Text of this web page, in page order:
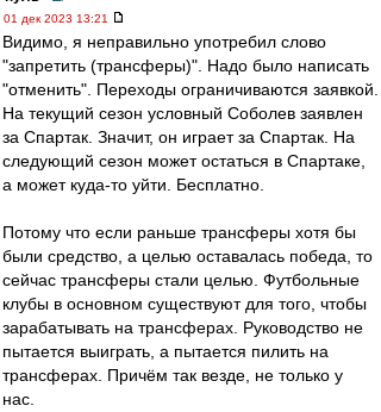
01 дек 2023 13:21
Видимо, я неправильно употребил слово
"запретить (трансферы)". Надо было написать
"отменить". Переходы ограничиваются заявкой.
На текущий сезон условный Соболев заявлен
за Спартак. Значит, он играет за Спартак. На
следующий сезон может остаться в Спартаке,
а может куда-то уйти. Бесплатно.
Потому что если раньше трансферы хотя бы
были средство, а целью оставалась победа, то
сейчас трансферы стали целью. Футбольные
клубы в основном существуют для того, чтобы
зарабатывать на трансферах. Руководство не
пытается выиграть, а пытается пилить на
трансферах. Причём так везде, не только у
нас.